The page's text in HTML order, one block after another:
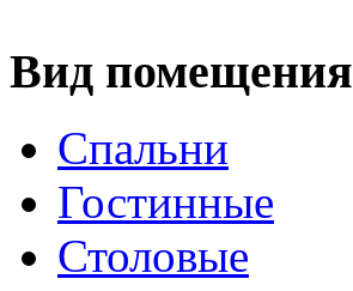
Вид помещения
Спальни
Гостинные
Столовые